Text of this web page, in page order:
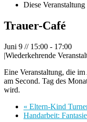
Diese
Trauer-Café
Juni 9 // 15:00 - 17:00
|Wiederkehrende
Eine Veranstaltung, die
am Second. Tag des
wird.
« Eltern-Kind
Handarbeit: